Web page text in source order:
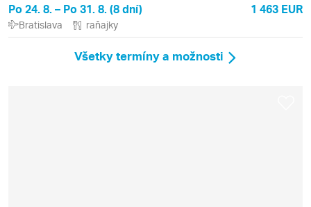
Po 24. 8. – Po 31. 8. (8 dní) 1 463 EUR
Bratislava raňajky
Všetky termíny a možnosti